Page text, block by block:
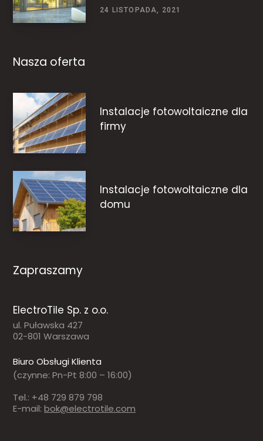
24 LISTOPADA, 2021
Nasza oferta
Instalacje fotowoltaiczne dla
firmy
Instalacje fotowoltaiczne dla
domu
Zapraszamy
ElectroTile Sp. z o.o.
ul. Puławska 427
02-801 Warszawa
Biuro Obsługi Klienta
(czynne: Pn-Pt 8:00 – 16:00)
Tel.: +48 729 879 798
E-mail: bok@electrotile.com